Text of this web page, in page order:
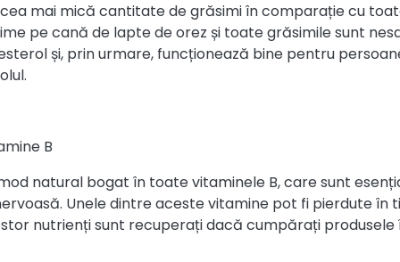
mai mică cantitate de grăsimi în comparație cu
pe cană de lapte de orez și toate grăsimile sunt
și, prin urmare, funcționează bine pentru
B
natural bogat în toate vitaminele B, care sunt
Unele dintre aceste vitamine pot fi pierdute în
nutrienți sunt recuperați dacă cumpărați produsele